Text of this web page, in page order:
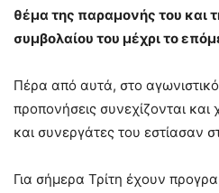
θέμα της παραμονής του και
συμβολαίου του μέχρι το
Πέρα από αυτά, στο αγωνιστικό
προπονήσεις συνεχίζονται
και συνεργάτες του εστίασαν
Για σήμερα Τρίτη έχουν